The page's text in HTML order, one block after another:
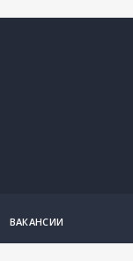
ВАКАНСИИ